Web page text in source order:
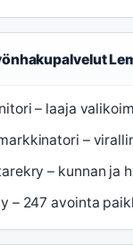
– laaja
–
– kunnan ja
– 247 avointa